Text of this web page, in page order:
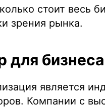
стоит весь
зрения рынка.
для
является
Компании с